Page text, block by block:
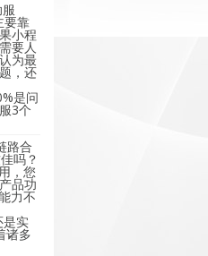
要靠
小程
要人
为最
，还
是问
3个
路合
吗？
，您
品功
力不
是实
诸多